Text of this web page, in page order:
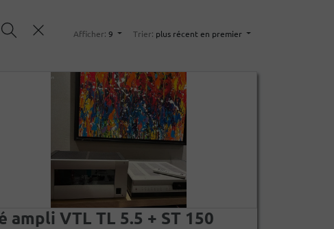
Afficher: 9 Trier: plus récent en premier
ampli VTL TL 5.5 + ST 150